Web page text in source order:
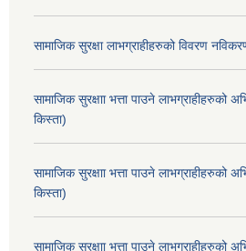
सामाजिक सुरक्षा लाभग्राहीहरुको विवरण
सामाजिक सुरक्षाा भत्ता पाउने लाभग्राहीहरुको
किस्ता)
सामाजिक सुरक्षाा भत्ता पाउने लाभग्राहीहरुको
किस्ता)
सामाजिक सुरक्षाा भत्ता पाउने लाभग्राहीहरुको